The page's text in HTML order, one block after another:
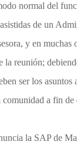
normal del
de un
y en muchas
la reunión;
ser los asuntos
a fin de
la SAP de